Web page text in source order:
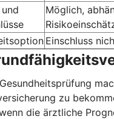
Möglich,
Einschluss
zu
die ärztliche